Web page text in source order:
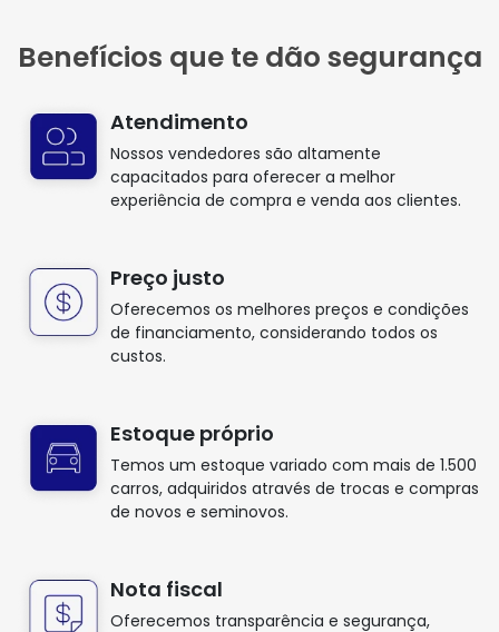
Benefícios que te dão segurança
Atendimento
Nossos vendedores são altamente
capacitados para oferecer a melhor
experiência de compra e venda aos clientes.
Preço justo
Oferecemos os melhores preços e condições
de financiamento, considerando todos os
custos.
Estoque próprio
Temos um estoque variado com mais de 1.500
carros, adquiridos através de trocas e compras
de novos e seminovos.
Nota fiscal
Oferecemos transparência e segurança,